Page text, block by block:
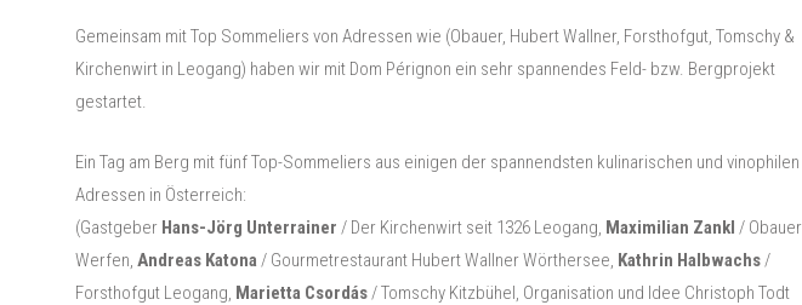
Gemeinsam mit Top Sommeliers von Adressen wie (Obauer, Hubert Wallner, Forsthofgut, Tomschy &
Kirchenwirt in Leogang) haben wir mit Dom Pérignon ein sehr spannendes Feld- bzw. Bergprojekt
gestartet.
Ein Tag am Berg mit fünf Top-Sommeliers aus einigen der spannendsten kulinarischen und vinophilen
Adressen in Österreich:
(Gastgeber Hans-Jörg Unterrainer / Der Kirchenwirt seit 1326 Leogang, Maximilian Zankl / Obauer
Werfen, Andreas Katona/ Gourmetrestaurant Hubert Wallner Wörthersee, Kathrin Halbwachs/
Forsthofgut Leogang, Marietta Csordás/ Tomschy Kitzbühel, Organisation und Idee Christoph Todt